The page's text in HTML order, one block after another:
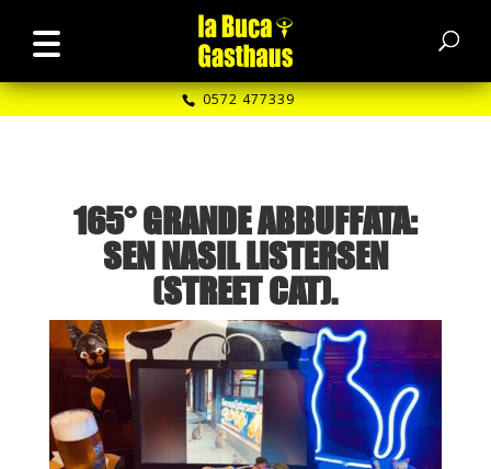
0572 477339
165° GRANDE ABBUFFATA:
SEN NASIL LISTERSEN
(STREET CAT).